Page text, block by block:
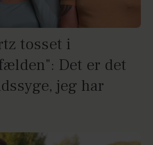
tosset i
Det er det
jeg har